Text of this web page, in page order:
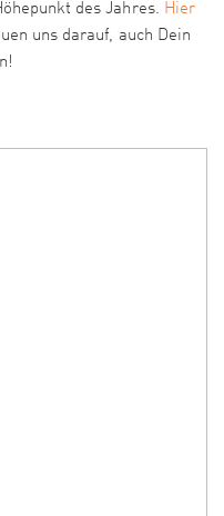
des Jahres. Hier
uns darauf, auch Dein